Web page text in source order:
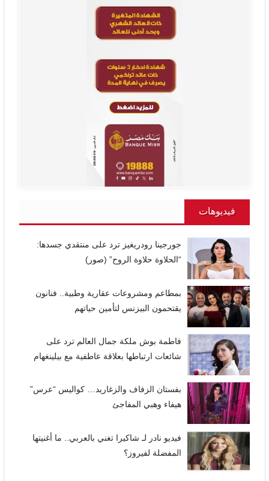
فيديوهات
جورجينا رودريغيز ترد على منتقدي جسدها:
“الحلاوة حلاوة الروح” (صور)
بمطاعم ومشروعات عقارية وطبية.. فنانون
يقتحمون البيزنس لتأمين حياتهم
فاطمة بوش ملكة جمال العالم ترد على
شائعات ارتباطها بعلاقة عاطفية مع بيلينغهام
بفستان الزفاف والزغاريد… كواليس “عرس”
هيفاء وهبي المفاجئ
فيديو نادر لـ شاكيرا تغني بالعربي.. ما أغنيتها
المفضلة لفيروز؟